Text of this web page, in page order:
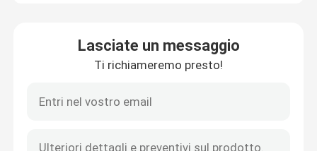
macchina dello stenter del tessuto
Macchina di Stenter dell'aria calda
Macchina di Stenter del tessuto
Lasciate un messaggio
Ti richiameremo presto!